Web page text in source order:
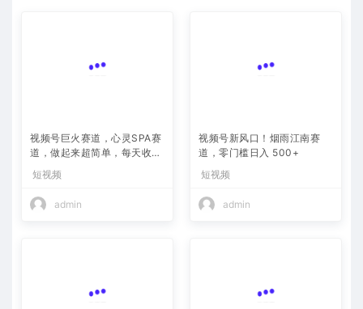
道，做起来超简单，每天收益
800+
视频号新风口！烟雨江南赛
道，零门槛日入 500+
短视频
admin